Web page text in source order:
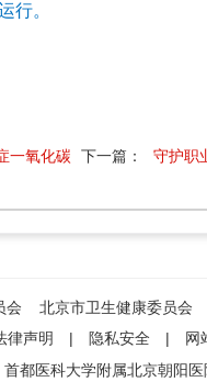
行。
一氧化碳
下一篇： 守护职
会 北京市卫生健康委员会
律声明 | 隐私安全 | 网
首都医科大学附属北京朝阳医